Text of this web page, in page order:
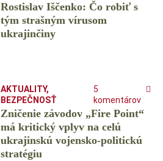
Rostislav Iščenko: Čo robiť s
tým strašným vírusom
ukrajinčiny
AKTUALITY,
BEZPEČNOSŤ
5
komentárov
Zničenie závodov „Fire Point“
má kritický vplyv na celú
ukrajinskú vojensko-politickú
stratégiu